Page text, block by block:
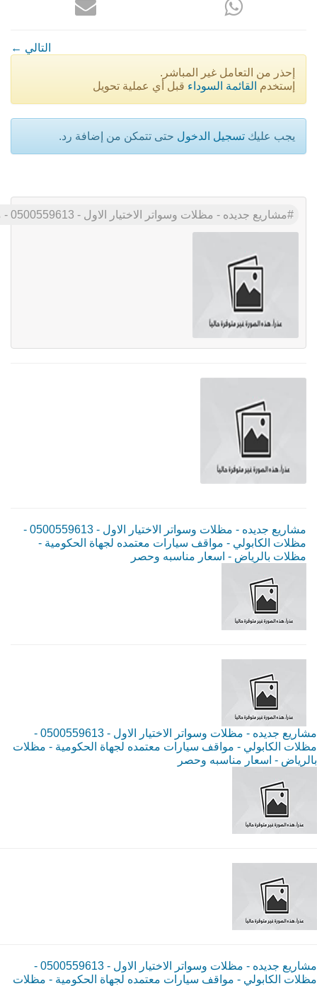
← التالي
إحذر من التعامل غير المباشر.
إستخدم القائمة السوداء قبل أي عملية تحويل
يجب عليك تسجيل الدخول حتى تتمكن من إضافة رد.
مشاريع جديده - مظلات وسواتر الاختيار الاول - 0500559613 - مظلات الكابولي - مواقف سيارات معتمده لجهاة الحكومية - مظلات بالرياض - اسعار مناسبه وحصر
مشاريع جديده - مظلات وسواتر الاختيار الاول - 0500559613 -
مظلات الكابولي - مواقف سيارات معتمده لجهاة الحكومية -
مظلات بالرياض - اسعار مناسبه وحصر
مشاريع جديده - مظلات وسواتر الاختيار الاول - 0500559613 -
مظلات الكابولي - مواقف سيارات معتمده لجهاة الحكومية - مظلات
بالرياض - اسعار مناسبه وحصر
مشاريع جديده - مظلات وسواتر الاختيار الاول - 0500559613 -
مظلات الكابولي - مواقف سيارات معتمده لجهاة الحكومية - مظلات